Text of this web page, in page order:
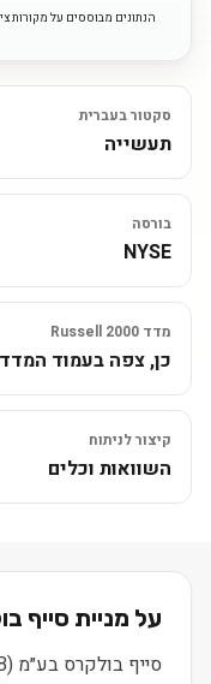
סקטור בעברית
תעשייה
בורסה
NYSE
מדד Russell 2000
כן, צפה בעמוד המדד
קיצור לניתוח
השוואות וכלים
על מניית סייף